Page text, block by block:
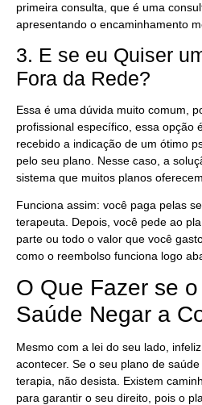
primeira consulta, que é uma
apresentando o encaminhamento
3. E se eu Quiser
Fora da Rede?
Essa é uma dúvida muito comum,
profissional específico, essa opção
recebido a indicação de um ótimo
pelo seu plano. Nesse caso, a
sistema que muitos planos oferecem.
Funciona assim: você paga pelas
terapeuta. Depois, você pede ao
parte ou todo o valor que você
como o reembolso funciona logo
O Que Fazer se
Saúde Negar a
Mesmo com a lei do seu lado,
acontecer. Se o seu plano de
terapia, não desista. Existem
para garantir o seu direito, pois o